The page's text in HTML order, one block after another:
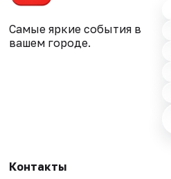
Самые яркие события в
вашем городе.
Контакты